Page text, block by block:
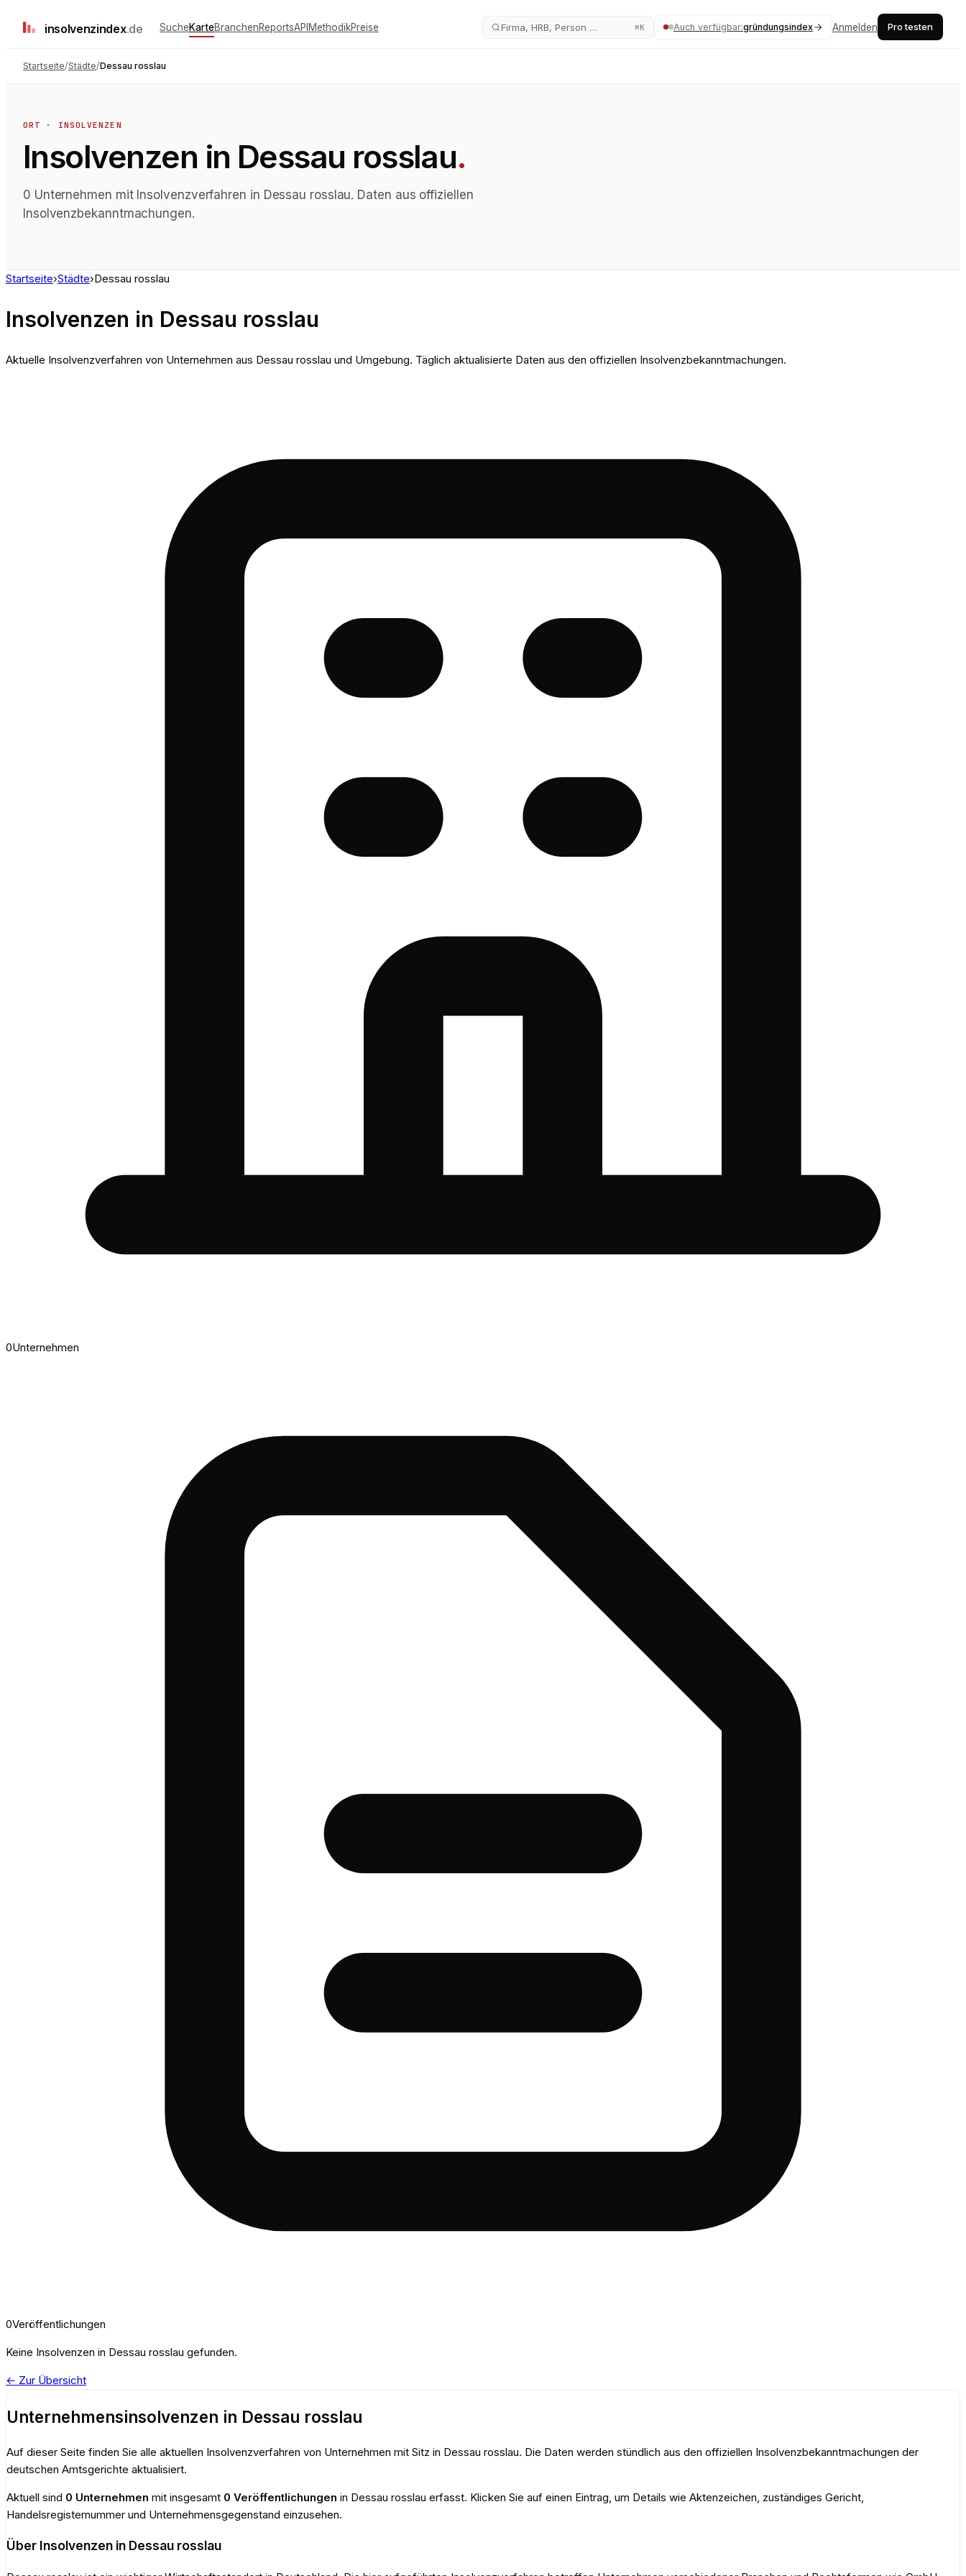
insolvenzindex.de SucheKarteBranchenReportsAPIMethodikPreise Firma, HRB, Person … ⌘K Auch verfügbar:gründungsindex Anmelden Pro testen
Startseite/Städte/Dessau rosslau
ORT · INSOLVENZEN
Insolvenzen in Dessau rosslau.
0 Unternehmen mit Insolvenzverfahren in Dessau rosslau. Daten aus offiziellen
Insolvenzbekanntmachungen.
Startseite›Städte›Dessau rosslau
Insolvenzen in Dessau rosslau
Aktuelle Insolvenzverfahren von Unternehmen aus Dessau rosslau und Umgebung. Täglich aktualisierte Daten aus den offiziellen Insolvenzbekanntmachungen.
0Unternehmen
0Veröffentlichungen
Keine Insolvenzen in Dessau rosslau gefunden.
← Zur Übersicht
Unternehmensinsolvenzen in Dessau rosslau
Auf dieser Seite finden Sie alle aktuellen Insolvenzverfahren von Unternehmen mit Sitz in Dessau rosslau. Die Daten werden stündlich aus den offiziellen Insolvenzbekanntmachungen der
deutschen Amtsgerichte aktualisiert.
Aktuell sind 0 Unternehmen mit insgesamt 0 Veröffentlichungen in Dessau rosslau erfasst. Klicken Sie auf einen Eintrag, um Details wie Aktenzeichen, zuständiges Gericht,
Handelsregisternummer und Unternehmensgegenstand einzusehen.
Über Insolvenzen in Dessau rosslau